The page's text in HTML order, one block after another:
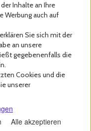
Inhalte an Ihre
Werbung auch auf
erklären Sie sich mit der
an unsere
gegebenenfalls die
Cookies und die
unserer
Alle akzeptieren